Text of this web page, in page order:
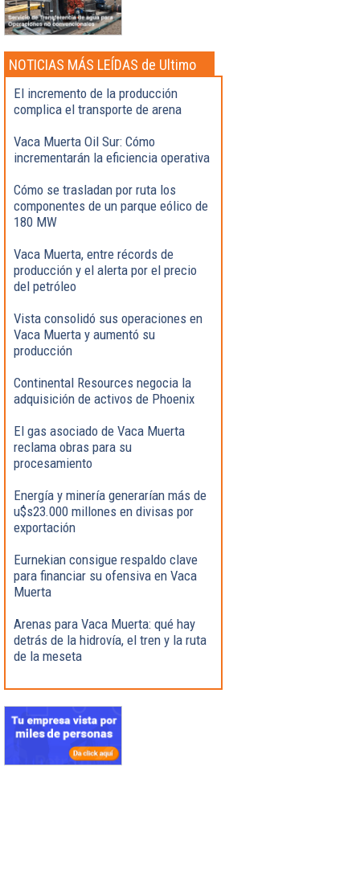
NOTICIAS MÁS LEÍDAS de Ultimo
momento
El incremento de la producción
complica el transporte de arena
Vaca Muerta Oil Sur: Cómo
incrementarán la eficiencia operativa
Cómo se trasladan por ruta los
componentes de un parque eólico de
180 MW
Vaca Muerta, entre récords de
producción y el alerta por el precio
del petróleo
Vista consolidó sus operaciones en
Vaca Muerta y aumentó su
producción
Continental Resources negocia la
adquisición de activos de Phoenix
El gas asociado de Vaca Muerta
reclama obras para su
procesamiento
Energía y minería generarían más de
u$s23.000 millones en divisas por
exportación
Eurnekian consigue respaldo clave
para financiar su ofensiva en Vaca
Muerta
Arenas para Vaca Muerta: qué hay
detrás de la hidrovía, el tren y la ruta
de la meseta